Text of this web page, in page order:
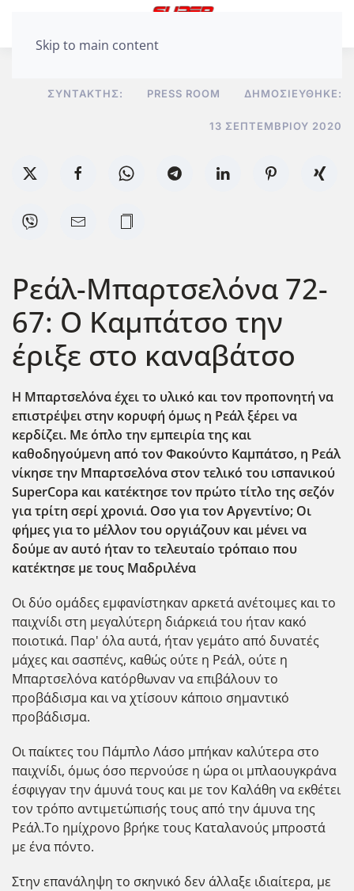
Skip to main content
ΣΥΝΤΆΚΤΗΣ: PRESS ROOM ΔΗΜΟΣΙΕΎΘΗΚΕ:
13 ΣΕΠΤΕΜΒΡΊΟΥ 2020
Ρεάλ-Μπαρτσελόνα 72-
67: Ο Καμπάτσο την
έριξε στο καναβάτσο
Η Μπαρτσελόνα έχει το υλικό και τον προπονητή να
επιστρέψει στην κορυφή όμως η Ρεάλ ξέρει να
κερδίζει. Με όπλο την εμπειρία της και
καθοδηγούμενη από τον Φακούντο Καμπάτσο, η Ρεάλ
νίκησε την Μπαρτσελόνα στον τελικό του ισπανικού
SuperCopa και κατέκτησε τον πρώτο τίτλο της σεζόν
για τρίτη σερί χρονιά. Οσο για τον Αργεντίνο; Οι
φήμες για το μέλλον του οργιάζουν και μένει να
δούμε αν αυτό ήταν το τελευταίο τρόπαιο που
κατέκτησε με τους Μαδριλένα
Οι δύο ομάδες εμφανίστηκαν αρκετά ανέτοιμες και το
παιχνίδι στη μεγαλύτερη διάρκειά του ήταν κακό
ποιοτικά. Παρ' όλα αυτά, ήταν γεμάτο από δυνατές
μάχες και σασπένς, καθώς ούτε η Ρεάλ, ούτε η
Μπαρτσελόνα κατόρθωναν να επιβάλουν το
προβάδισμα και να χτίσουν κάποιο σημαντικό
προβάδισμα.
Οι παίκτες του Πάμπλο Λάσο μπήκαν καλύτερα στο
παιχνίδι, όμως όσο περνούσε η ώρα οι μπλαουγκράνα
έσφιγγαν την άμυνά τους και με τον Καλάθη να εκθέτει
τον τρόπο αντιμετώπισής τους από την άμυνα της
Ρεάλ.Το ημίχρονο βρήκε τους Καταλανούς μπροστά
με ένα πόντο.
Στην επανάληψη το σκηνικό δεν άλλαξε ιδιαίτερα, με